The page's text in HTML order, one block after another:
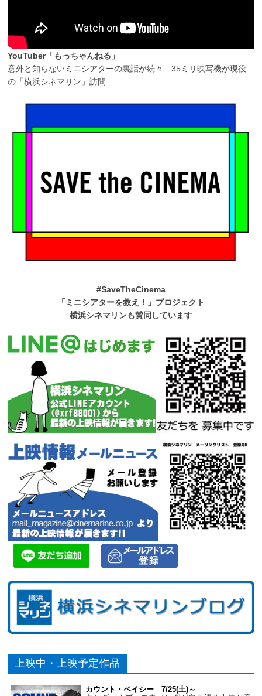
YouTuber「もっちゃんねる」
意外と知らないミニシアターの裏話が続々…35ミリ映写機が現役
の「横浜シネマリン」訪問
#SaveTheCinema
「ミニシアターを救え！」プロジェクト
横浜シネマリンも賛同しています
上映中・上映予定作品
カウント・ベイシー 7/25(土)～